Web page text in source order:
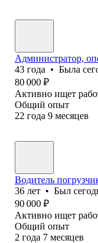
Администратор,
43 года • Была
80 000 ₽
Активно ищет
Общий опыт
22 года 9 месяцев
Водитель
36 лет • Был
90 000 ₽
Активно ищет
Общий опыт
2 года 7 месяцев